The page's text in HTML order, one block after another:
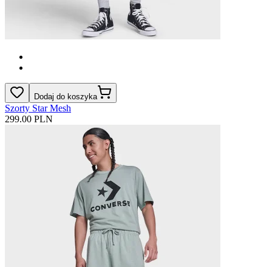
Dodaj do koszyka
Szorty Star Mesh
299.00 PLN